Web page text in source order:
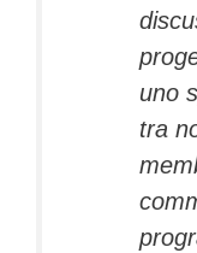
uno
tra